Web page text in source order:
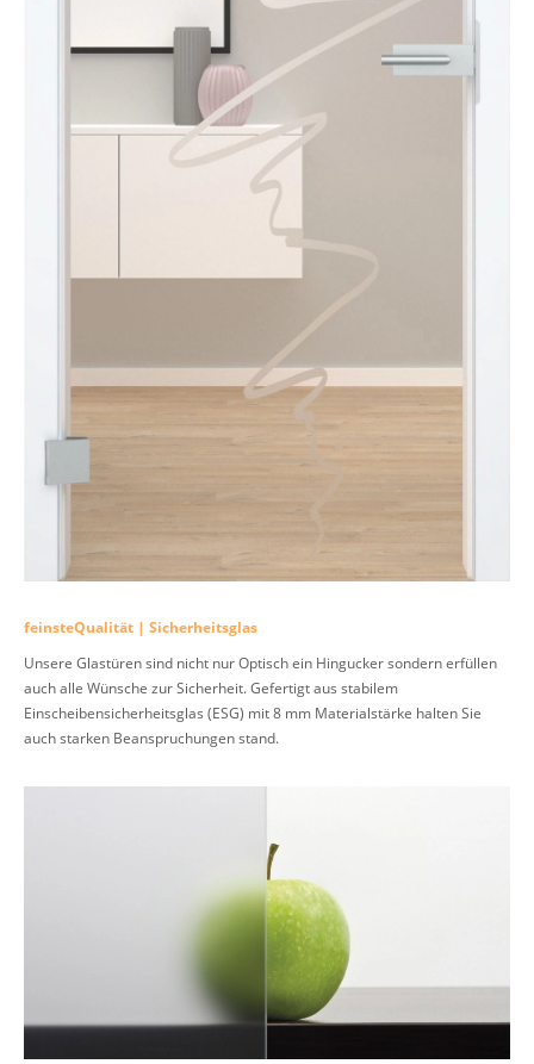
feinsteQualität | Sicherheitsglas
Unsere Glastüren sind nicht nur Optisch ein Hingucker sondern erfüllen
auch alle Wünsche zur Sicherheit. Gefertigt aus stabilem
Einscheibensicherheitsglas (ESG) mit 8 mm Materialstärke halten Sie
auch starken Beanspruchungen stand.